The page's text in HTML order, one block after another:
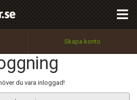
Skapa konto
du vara inloggad!
Utför
100%
OK
Tillbaka till förstasidan